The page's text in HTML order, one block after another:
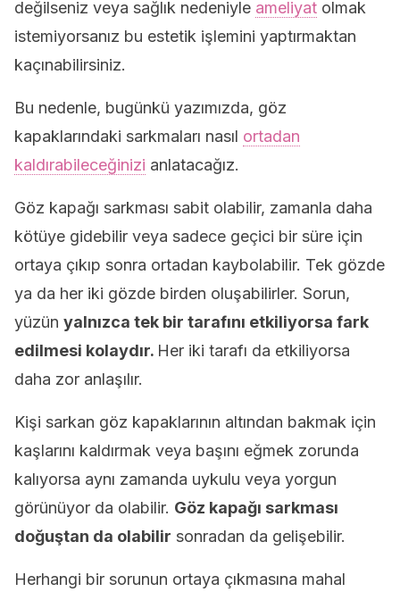
değilseniz veya sağlık nedeniyle ameliyat olmak
istemiyorsanız bu estetik işlemini yaptırmaktan
kaçınabilirsiniz.
Bu nedenle, bugünkü yazımızda, göz
kapaklarındaki sarkmaları nasıl ortadan
kaldırabileceğinizi anlatacağız.
Göz kapağı sarkması sabit olabilir, zamanla daha
kötüye gidebilir veya sadece geçici bir süre için
ortaya çıkıp sonra ortadan kaybolabilir. Tek gözde
ya da her iki gözde birden oluşabilirler. Sorun,
yüzün yalnızca tek bir tarafını etkiliyorsa fark
edilmesi kolaydır. Her iki tarafı da etkiliyorsa
daha zor anlaşılır.
Kişi sarkan göz kapaklarının altından bakmak için
kaşlarını kaldırmak veya başını eğmek zorunda
kalıyorsa aynı zamanda uykulu veya yorgun
görünüyor da olabilir. Göz kapağı sarkması
doğuştan da olabilir sonradan da gelişebilir.
Herhangi bir sorunun ortaya çıkmasına mahal